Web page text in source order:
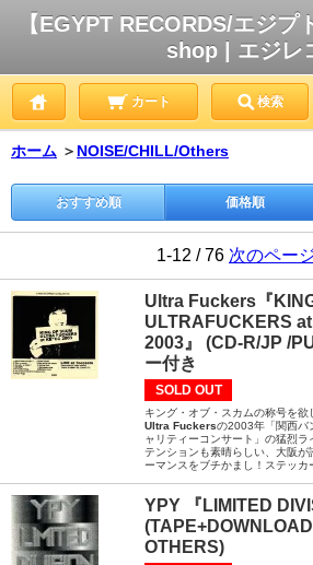
【EGYPT RECORDS/エジ
shop | エジレ
カート 検索
ホーム ＞ NOISE/CHILL/Others
おすすめ順 価格順
1-12 / 76 次のペー
Ultra Fuckers『
ULTRAFUCKERS
2003』 (CD-R/JP /
ー付き
SOLD OUT
キング・オブ・スカムの称号を欲
Ultra Fuckersの2003年「関西バ
ャリティーコンサート」の猛烈
テンションも素晴らしい、大阪が
ーマンスをブチかまし！ステッカ
YPY 『LIMITED
OTHERS)